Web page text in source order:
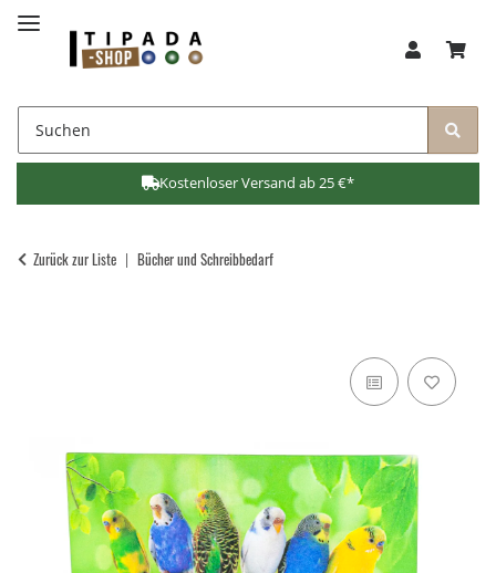
Kostenloser Versand ab 25 €*
Zurück zur Liste Bücher und Schreibbedarf